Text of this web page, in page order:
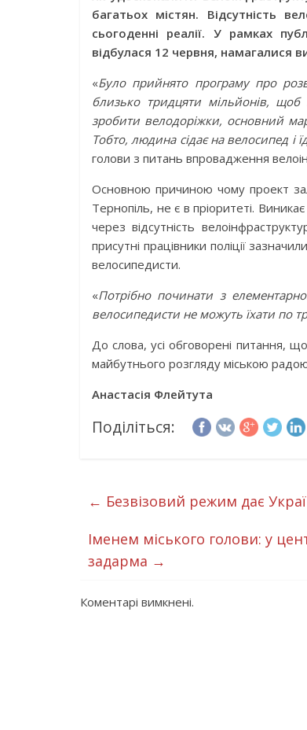
багатьох містян. Відсутність
сьогоденні реалії. У рамках
відбулася 12 червня, намагалися
«Було прийнято програму про
близько тридцяти мільйонів, щоб
зробити велодоріжки, основний
Тобто, людина сідає на велосипед і
голови з питань впровадження
Основною причиною чому проект
Тернопіль, не є в пріоритеті.
через відсутність
присутні працівники поліції
велосипедисти.
«Потрібно починати з
велосипедисти не можуть їхати по
До слова, усі обговорені питання,
майбутнього розгляду міською
Анастасія Флейтута
Поділіться:
← Безвізовий режим дає
Іменем міського голови: у
задарма →
Коментарі вимкнені.